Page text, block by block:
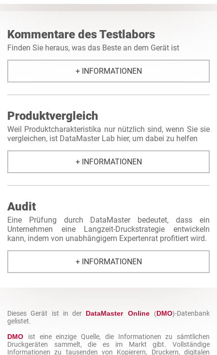
Kommentare des Testlabors
Finden Sie heraus, was das Beste an dem Gerät ist
+ INFORMATIONEN
Produktvergleich
Weil Produktcharakteristika nur nützlich sind, wenn Sie sie
vergleichen, ist DataMaster Lab hier, um dabei zu helfen
+ INFORMATIONEN
Audit
Eine Prüfung durch DataMaster bedeutet, dass ein
Unternehmen eine Langzeit-Druckstrategie entwickeln
kann, indem von unabhängigem Expertenrat profitiert wird.
+ INFORMATIONEN
Dieses Gerät ist in der DataMaster Online(DMO)-Datenbank
gelistet.
DMO ist eine einzige Quelle, die Informationen zu sämtlichen
Druckgeräten sammelt, die es im Markt gibt. Vollständige
Informationen zu tausenden von Kopierern, Druckern, digitalen